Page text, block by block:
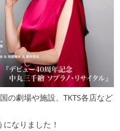
の劇場や施設、TKTS各店など
なりました！